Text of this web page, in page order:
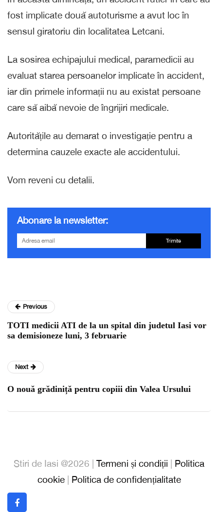
fost implicate două autoturisme a avut loc în
sensul giratoriu din localitatea Letcani.
La sosirea echipajului medical, paramedicii au
evaluat starea persoanelor implicate în accident,
iar din primele informații nu au existat persoane
care să aibă nevoie de îngrijiri medicale.
Autoritățile au demarat o investigație pentru a
determina cauzele exacte ale accidentului.
Vom reveni cu detalii.
Abonare la newsletter:
Trimite
Previous
TOTI medicii ATI de la un spital din judetul Iasi vor
sa demisioneze luni, 3 februarie
Next
O nouă grădiniță pentru copiii din Valea Ursului
Stiri de Iasi @2026 | Termeni și condiții
Politica
cookie| Politica de confidențialitate